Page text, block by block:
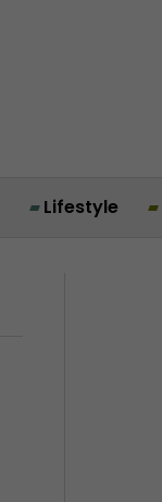
Lifestyle